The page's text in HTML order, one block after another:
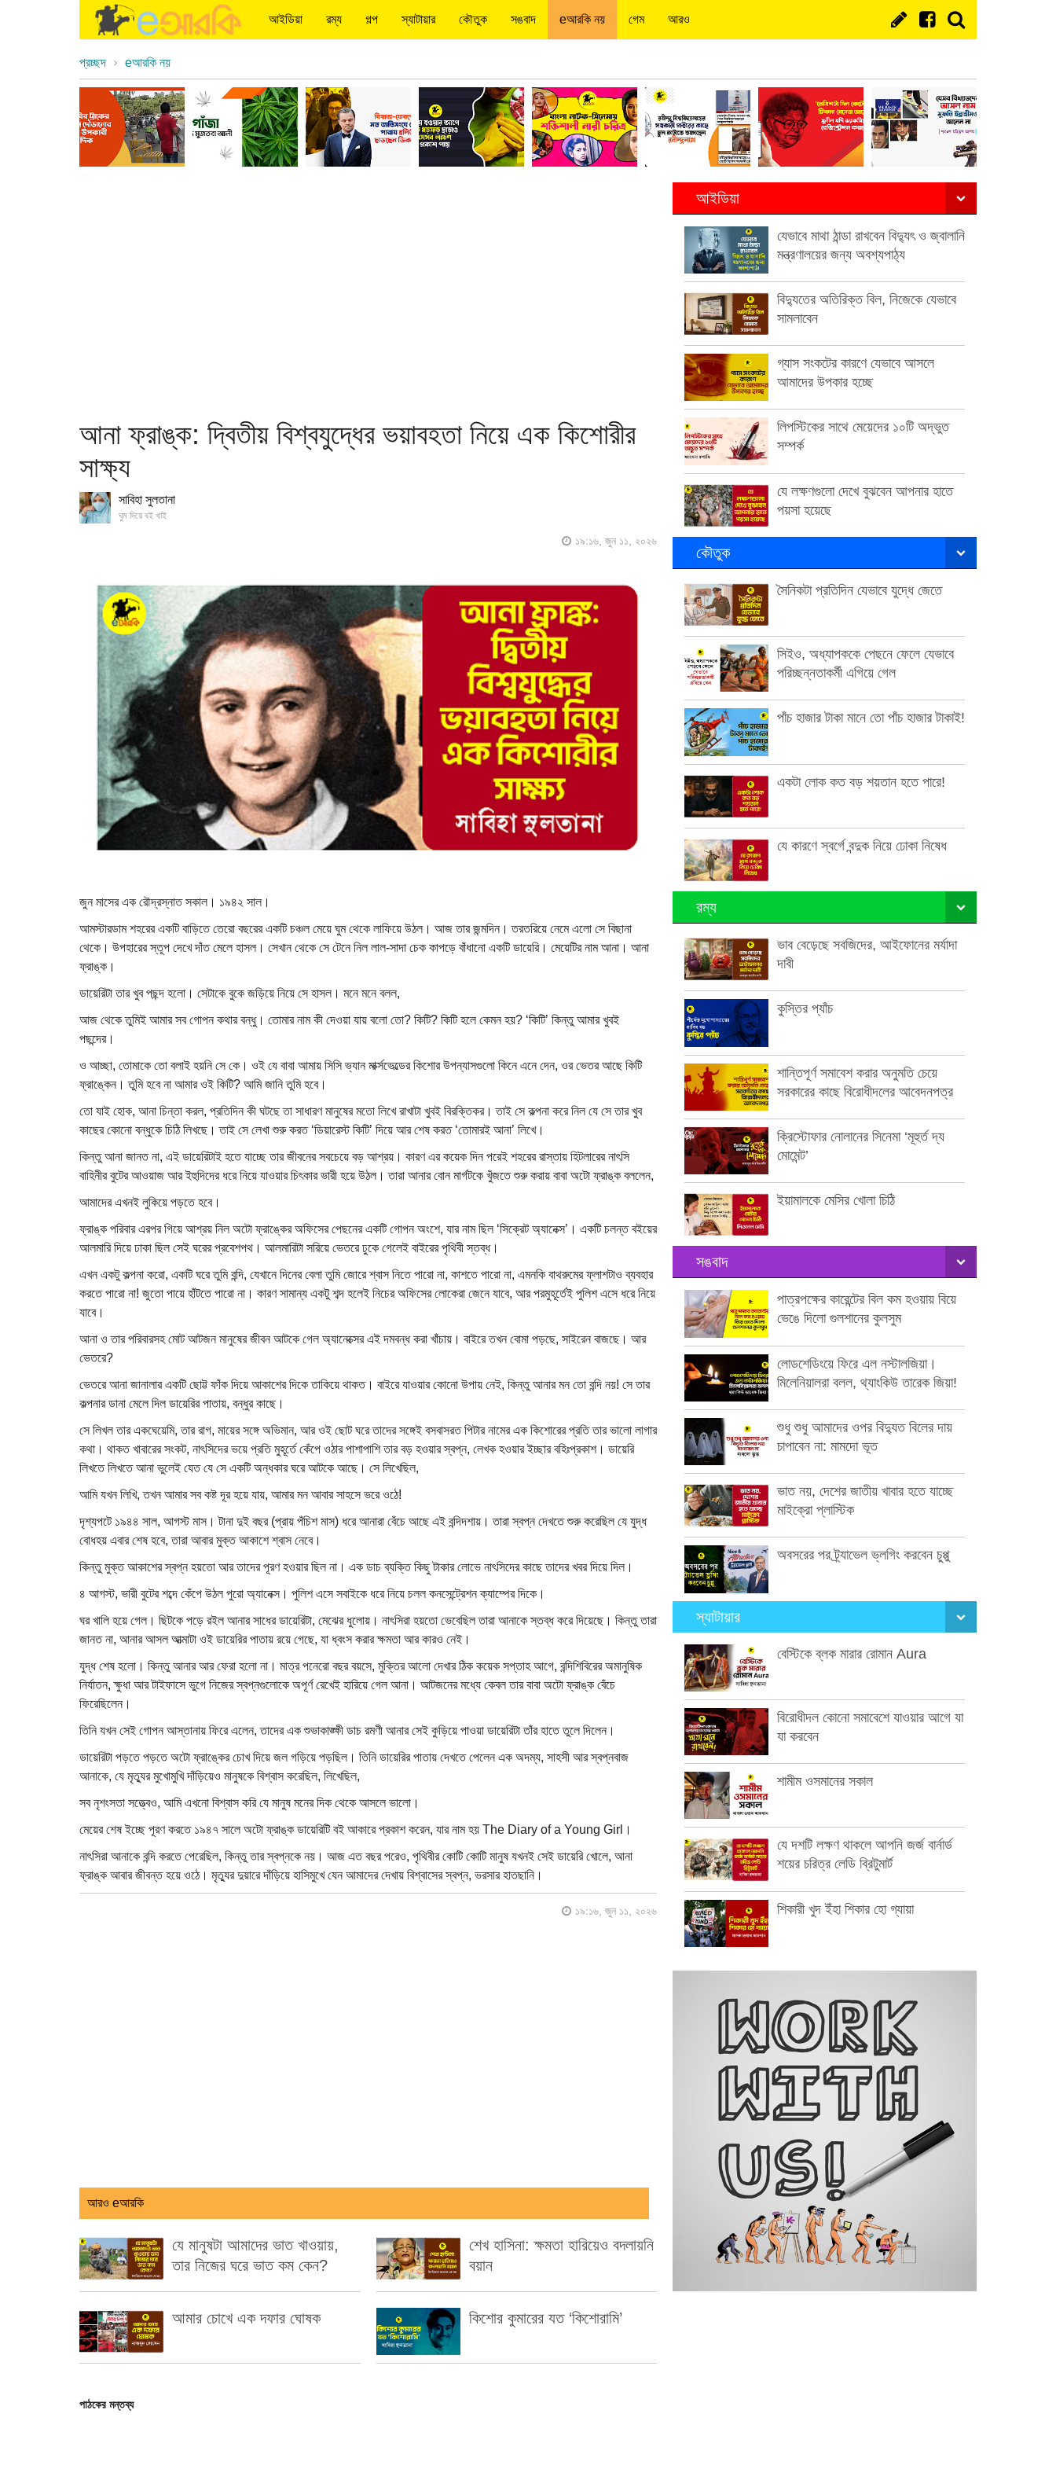
আইডিয়া রম্য গল্প স্যাটায়ার কৌতুক সঙবাদ eআরকি নয় গেম আরও
প্রচ্ছদ eআরকি নয়
আনা ফ্রাঙ্ক: দ্বিতীয় বিশ্বযুদ্ধের ভয়াবহতা নিয়ে এক কিশোরীর
সাক্ষ্য
সাবিহা সুলতানা
ঘুম দিয়ে বই খাই
১৯:১৬, জুন ১১, ২০২৬
জুন মাসের এক রৌদ্রস্নাত সকাল। ১৯৪২ সাল।
আমস্টারডাম শহরের একটি বাড়িতে তেরো বছরের একটি চঞ্চল মেয়ে ঘুম থেকে লাফিয়ে উঠল। আজ তার জন্মদিন। তরতরিয়ে নেমে এলো সে বিছানা
থেকে। উপহারের স্তূপ দেখে দাঁত মেলে হাসল। সেখান থেকে সে টেনে নিল লাল-সাদা চেক কাপড়ে বাঁধানো একটি ডায়েরি। মেয়েটির নাম আনা। আনা
ফ্রাঙ্ক।
ডায়েরিটা তার খুব পছন্দ হলো। সেটাকে বুকে জড়িয়ে নিয়ে সে হাসল। মনে মনে বলল,
আজ থেকে তুমিই আমার সব গোপন কথার বন্ধু। তোমার নাম কী দেওয়া যায় বলো তো? কিটি? কিটি হলে কেমন হয়? ‘কিটি’ কিন্তু আমার খুবই
পছন্দের।
ও আচ্ছা, তোমাকে তো বলাই হয়নি সে কে। ওই যে বাবা আমায় সিসি ভ্যান মার্ক্সভেল্ডের কিশোর উপন্যাসগুলো কিনে এনে দেন, ওর ভেতর আছে কিটি
ফ্রাঙ্কেন। তুমি হবে না আমার ওই কিটি? আমি জানি তুমি হবে।
তো যাই হোক, আনা চিন্তা করল, প্রতিদিন কী ঘটছে তা সাধারণ মানুষের মতো লিখে রাখাটা খুবই বিরক্তিকর। তাই সে কল্পনা করে নিল যে সে তার খুব
কাছের কোনো বন্ধুকে চিঠি লিখছে। তাই সে লেখা শুরু করত ‘ডিয়ারেস্ট কিটি’ দিয়ে আর শেষ করত ‘তোমারই আনা’ লিখে।
কিন্তু আনা জানত না, এই ডায়েরিটাই হতে যাচ্ছে তার জীবনের সবচেয়ে বড় আশ্রয়। কারণ এর কয়েক দিন পরেই শহরের রাস্তায় হিটলারের নাৎসি
বাহিনীর বুটের আওয়াজ আর ইহুদিদের ধরে নিয়ে যাওয়ার চিৎকার ভারী হয়ে উঠল। তারা আনার বোন মার্গটকে খুঁজতে শুরু করায় বাবা অটো ফ্রাঙ্ক বললেন,
আমাদের এখনই লুকিয়ে পড়তে হবে।
ফ্রাঙ্ক পরিবার এরপর গিয়ে আশ্রয় নিল অটো ফ্রাঙ্কের অফিসের পেছনের একটি গোপন অংশে, যার নাম ছিল ‘সিক্রেট অ্যানেক্স’। একটি চলন্ত বইয়ের
আলমারি দিয়ে ঢাকা ছিল সেই ঘরের প্রবেশপথ। আলমারিটা সরিয়ে ভেতরে ঢুকে গেলেই বাইরের পৃথিবী স্তব্ধ।
এখন একটু কল্পনা করো, একটি ঘরে তুমি বন্দি, যেখানে দিনের বেলা তুমি জোরে শ্বাস নিতে পারো না, কাশতে পারো না, এমনকি বাথরুমের ফ্লাশটাও ব্যবহার
করতে পারো না! জুতো পায়ে হাঁটতে পারো না। কারণ সামান্য একটু শব্দ হলেই নিচের অফিসের লোকেরা জেনে যাবে, আর পরমুহূর্তেই পুলিশ এসে ধরে নিয়ে
যাবে।
আনা ও তার পরিবারসহ মোট আটজন মানুষের জীবন আটকে গেল অ্যানেক্সের এই দমবন্ধ করা খাঁচায়। বাইরে তখন বোমা পড়ছে, সাইরেন বাজছে। আর
ভেতরে?
ভেতরে আনা জানালার একটি ছোট্ট ফাঁক দিয়ে আকাশের দিকে তাকিয়ে থাকত। বাইরে যাওয়ার কোনো উপায় নেই, কিন্তু আনার মন তো বন্দি নয়! সে তার
কল্পনার ডানা মেলে দিল ডায়েরির পাতায়, বন্ধুর কাছে।
সে লিখল তার একঘেয়েমি, তার রাগ, মায়ের সঙ্গে অভিমান, আর ওই ছোট ঘরে তাদের সঙ্গেই বসবাসরত পিটার নামের এক কিশোরের প্রতি তার ভালো লাগার
কথা। থাকত খাবারের সংকট, নাৎসিদের ভয়ে প্রতি মুহূর্তে কেঁপে ওঠার পাশাপাশি তার বড় হওয়ার স্বপ্ন, লেখক হওয়ার ইচ্ছার বহিঃপ্রকাশ। ডায়েরি
লিখতে লিখতে আনা ভুলেই যেত যে সে একটি অন্ধকার ঘরে আটকে আছে। সে লিখেছিল,
আমি যখন লিখি, তখন আমার সব কষ্ট দূর হয়ে যায়, আমার মন আবার সাহসে ভরে ওঠে!
দৃশ্যপটে ১৯৪৪ সাল, আগস্ট মাস। টানা দুই বছর (প্রায় পঁচিশ মাস) ধরে আনারা বেঁচে আছে এই বন্দিদশায়। তারা স্বপ্ন দেখতে শুরু করেছিল যে যুদ্ধ
বোধহয় এবার শেষ হবে, তারা আবার মুক্ত আকাশে শ্বাস নেবে।
কিন্তু মুক্ত আকাশের স্বপ্ন হয়তো আর তাদের পূরণ হওয়ার ছিল না। এক ডাচ ব্যক্তি কিছু টাকার লোভে নাৎসিদের কাছে তাদের খবর দিয়ে দিল।
৪ আগস্ট, ভারী বুটের শব্দে কেঁপে উঠল পুরো অ্যানেক্স। পুলিশ এসে সবাইকে ধরে নিয়ে চলল কনসেন্ট্রেশন ক্যাম্পের দিকে।
ঘর খালি হয়ে গেল। ছিটকে পড়ে রইল আনার সাধের ডায়েরিটা, মেঝের ধুলোয়। নাৎসিরা হয়তো ভেবেছিল তারা আনাকে স্তব্ধ করে দিয়েছে। কিন্তু তারা
জানত না, আনার আসল আত্মাটা ওই ডায়েরির পাতায় রয়ে গেছে, যা ধ্বংস করার ক্ষমতা আর কারও নেই।
যুদ্ধ শেষ হলো। কিন্তু আনার আর ফেরা হলো না। মাত্র পনেরো বছর বয়সে, মুক্তির আলো দেখার ঠিক কয়েক সপ্তাহ আগে, বন্দিশিবিরের অমানুষিক
নির্যাতন, ক্ষুধা আর টাইফাসে ভুগে নিজের স্বপ্নগুলোকে অপূর্ণ রেখেই হারিয়ে গেল আনা। আটজনের মধ্যে কেবল তার বাবা অটো ফ্রাঙ্ক বেঁচে
ফিরেছিলেন।
তিনি যখন সেই গোপন আস্তানায় ফিরে এলেন, তাদের এক শুভাকাঙ্ক্ষী ডাচ রমণী আনার সেই কুড়িয়ে পাওয়া ডায়েরিটা তাঁর হাতে তুলে দিলেন।
ডায়েরিটা পড়তে পড়তে অটো ফ্রাঙ্কের চোখ দিয়ে জল গড়িয়ে পড়ছিল। তিনি ডায়েরির পাতায় দেখতে পেলেন এক অদম্য, সাহসী আর স্বপ্নবাজ
আনাকে, যে মৃত্যুর মুখোমুখি দাঁড়িয়েও মানুষকে বিশ্বাস করেছিল, লিখেছিল,
সব নৃশংসতা সত্ত্বেও, আমি এখনো বিশ্বাস করি যে মানুষ মনের দিক থেকে আসলে ভালো।
মেয়ের শেষ ইচ্ছে পূরণ করতে ১৯৪৭ সালে অটো ফ্রাঙ্ক ডায়েরিটি বই আকারে প্রকাশ করেন, যার নাম হয় The Diary of a Young Girl।
নাৎসিরা আনাকে বন্দি করতে পেরেছিল, কিন্তু তার স্বপ্নকে নয়। আজ এত বছর পরেও, পৃথিবীর কোটি কোটি মানুষ যখনই সেই ডায়েরি খোলে, আনা
ফ্রাঙ্ক আবার জীবন্ত হয়ে ওঠে। মৃত্যুর দুয়ারে দাঁড়িয়ে হাসিমুখে যেন আমাদের দেখায় বিশ্বাসের স্বপ্ন, ভরসার হাতছানি।
১৯:১৬, জুন ১১, ২০২৬
আরও eআরকি
যে মানুষটা আমাদের ভাত খাওয়ায়,
তার নিজের ঘরে ভাত কম কেন?
আমার চোখে এক দফার ঘোষক
শেখ হাসিনা: ক্ষমতা হারিয়েও বদলায়নি
বয়ান
কিশোর কুমারের যত ‘কিশোরামি’
পাঠকের মন্তব্য
আইডিয়া
যেভাবে মাথা ঠান্ডা রাখবেন বিদ্যুৎ ও জ্বালানি
মন্ত্রণালয়ের জন্য অবশ্যপাঠ্য
বিদ্যুতের অতিরিক্ত বিল, নিজেকে যেভাবে
সামলাবেন
গ্যাস সংকটের কারণে যেভাবে আসলে
আমাদের উপকার হচ্ছে
লিপস্টিকের সাথে মেয়েদের ১০টি অদ্ভুত
সম্পর্ক
যে লক্ষণগুলো দেখে বুঝবেন আপনার হাতে
পয়সা হয়েছে
কৌতুক
সৈনিকটা প্রতিদিন যেভাবে যুদ্ধে জেতে
সিইও, অধ্যাপককে পেছনে ফেলে যেভাবে
পরিচ্ছন্নতাকর্মী এগিয়ে গেল
পাঁচ হাজার টাকা মানে তো পাঁচ হাজার টাকাই!
একটা লোক কত বড় শয়তান হতে পারে!
যে কারণে স্বর্গে বন্দুক নিয়ে ঢোকা নিষেধ
রম্য
ভাব বেড়েছে সবজিদের, আইফোনের মর্যাদা
দাবী
কুস্তির প্যাঁচ
শান্তিপূর্ণ সমাবেশ করার অনুমতি চেয়ে
সরকারের কাছে বিরোধীদলের আবেদনপত্র
ক্রিস্টোফার নোলানের সিনেমা ‘মূহুর্ত দ্য
মোমেন্ট’
ইয়ামালকে মেসির খোলা চিঠি
সঙবাদ
পাত্রপক্ষের কারেন্টের বিল কম হওয়ায় বিয়ে
ভেঙে দিলো গুলশানের কুলসুম
লোডশেডিংয়ে ফিরে এল নস্টালজিয়া।
মিলেনিয়ালরা বলল, থ্যাংকিউ তারেক জিয়া!
শুধু শুধু আমাদের ওপর বিদ্যুত বিলের দায়
চাপাবেন না: মামদো ভূত
ভাত নয়, দেশের জাতীয় খাবার হতে যাচ্ছে
মাইক্রো প্লাস্টিক
অবসরের পর ট্র্যাভেল ভ্লগিং করবেন চুপ্পু
স্যাটায়ার
বেস্টিকে ব্লক মারার রোমান Aura
বিরোধীদল কোনো সমাবেশে যাওয়ার আগে যা
যা করবেন
শামীম ওসমানের সকাল
যে দশটি লক্ষণ থাকলে আপনি জর্জ বার্নার্ড
শয়ের চরিত্র লেডি ব্রিটুমার্ট
শিকারী খুদ ইঁহা শিকার হো গ্যায়া